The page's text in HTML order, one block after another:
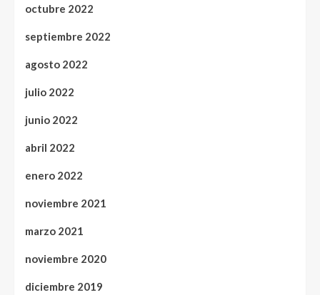
octubre 2022
septiembre 2022
agosto 2022
julio 2022
junio 2022
abril 2022
enero 2022
noviembre 2021
marzo 2021
noviembre 2020
diciembre 2019